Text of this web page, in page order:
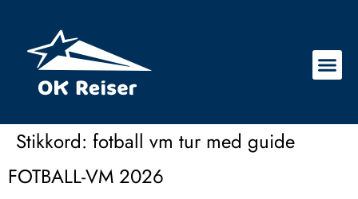
Stikkord: fotball vm tur med guide
FOTBALL-VM 2026